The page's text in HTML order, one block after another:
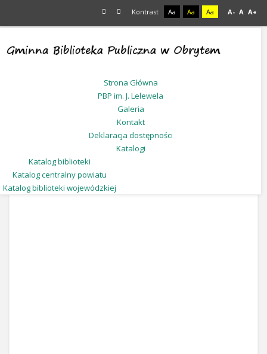
Kontrast Aa Aa Aa A- A A+
Strona Główna
PBP im. J. Lelewela
Galeria
Kontakt
Deklaracja dostępności
Katalogi
Katalog biblioteki
Katalog centralny powiatu
Katalog biblioteki wojewódzkiej
Jesteś tutaj: Start Galeria